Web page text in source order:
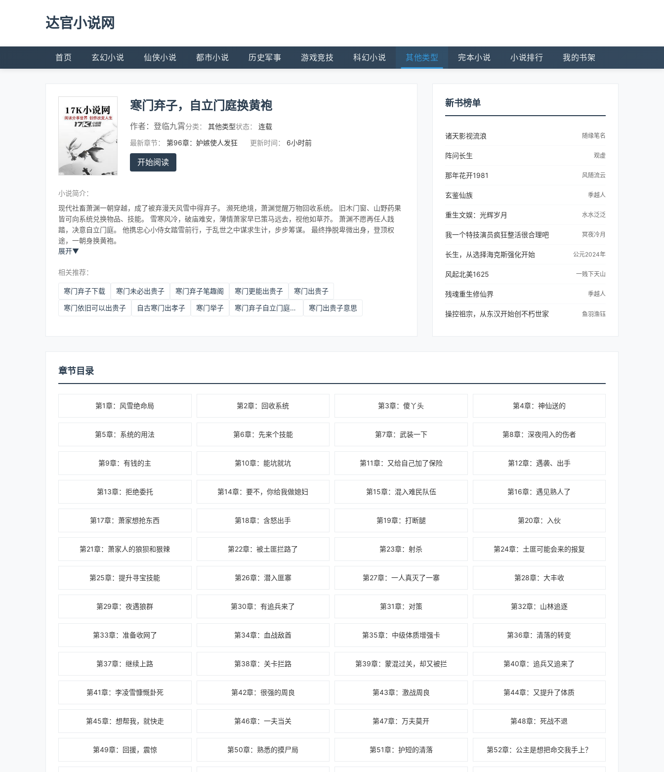
达官小说网
首页 玄幻小说 仙侠小说 都市小说 历史军事 游戏竞技 科幻小说 其他类型 完本小说 小说排行 我的书架
寒门弃子，自立门庭换黄袍
作者： 登临九霄分类： 其他类型状态：
连载
最新章节：
第96章：妒嫉使人发狂 更新时间： 6小时前
开始阅读
小说简介：
现代社畜萧渊一朝穿越，成了被弃漫天风雪中得弃子。 濒死绝境，萧渊觉醒万物回收系统。 旧木门窗、山野药果
皆可向系统兑换物品、技能。 雪寒风冷，破庙难安，薄情萧家早已策马远去，视他如草芥。 萧渊不愿再任人践
踏，决意自立门庭。 他携忠心小侍女踏雪前行，于乱世之中谋求生计，步步筹谋。 最终挣脱卑微出身，登顶权
途，一朝身换黄袍。
展开▼
相关推荐：
寒门弃子下载 寒门未必出贵子 寒门弃子笔趣阁 寒门更能出贵子
寒门出贵子
寒门依旧可以出贵子
自古寒门出孝子 寒门举子 寒门弃子自立门庭换黄袍 寒门出贵子意思
新书榜单
诸天影视流浪 随缘笔名
阵问长生 观虚
那年花开1981 风随流云
玄鉴仙族 季越人
重生文娱：光辉岁月 水水泛泛
我一个特技演员疯狂整活很合理吧 冥夜冷月
长生，从选择海克斯强化开始 公元2024年
风起北美1625 一贱下天山
残魂重生修仙界 季越人
操控祖宗，从东汉开始创不朽世家 鱼羽渔钰
章节目录
第1章：风雪绝命局 第2章：回收系统 第3章：傻丫头 第4章：神仙送的
第5章：系统的用法 第6章：先来个技能 第7章：武装一下 第8章：深夜闯入的伤者
第9章：有钱的主 第10章：能坑就坑 第11章：又给自己加了保险 第12章：遇袭、出手
第13章：拒绝委托 第14章：要不，你给我做媳妇 第15章：混入难民队伍 第16章：遇见熟人了
第17章：萧家想抢东西 第18章：含怒出手 第19章：打断腿 第20章：入伙
第21章：萧家人的狼狈和狠辣 第22章：被土匪拦路了 第23章：射杀 第24章：土匪可能会来的报复
第25章：提升寻宝技能 第26章：潜入匪寨 第27章：一人真灭了一寨 第28章：大丰收
第29章：夜遇狼群 第30章：有追兵来了 第31章：对策 第32章：山林追逐
第33章：准备收网了 第34章：血战敌酋 第35章：中级体质增强卡 第36章：清落的转变
第37章：继续上路 第38章：关卡拦路 第39章：蒙混过关，却又被拦 第40章：追兵又追来了
第41章：李凌雪慷慨卦死 第42章：很强的周良 第43章：激战周良 第44章：又提升了体质
第45章：想帮我，就快走 第46章：一夫当关 第47章：万夫莫开 第48章：死战不退
第49章：回援，震惊 第50章：熟悉的摸尸局 第51章：护短的清落 第52章：公主是想把命交我手上？